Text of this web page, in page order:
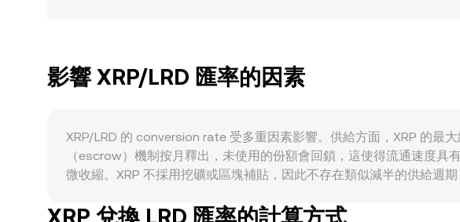
影響 XRP/LRD 匯率的因素
XRP/LRD 的 conversion rate 受多重因素影響。供給方面，XRP 的最
（escrow）機制按月釋出，未使用的份額會回鎖，這使得流通速度
微收縮。XRP 不採用挖礦或區塊補貼，因此不存在類似減半的供給週
的採用度，皆會透過手續費與流動性需求影響市場買盤。宏觀層面上
XRP 兌換 LRD 匯率的計算方式